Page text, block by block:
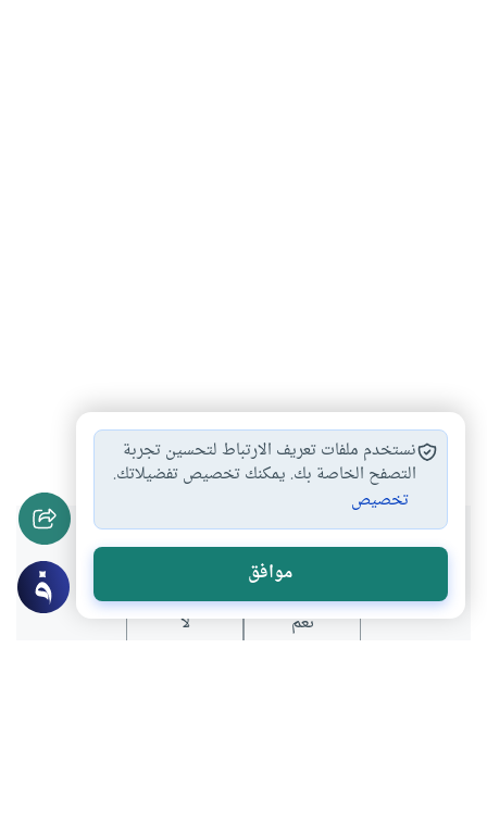
آسيا # إسلام #الصين #فلبين ملايو
هل انتفعت بهذا المحتوى؟
نعم لا
نستخدم ملفات تعريف الارتباط لتحسين تجربة
التصفح الخاصة بك. يمكنك تخصيص تفضيلاتك.
تخصيص
موافق